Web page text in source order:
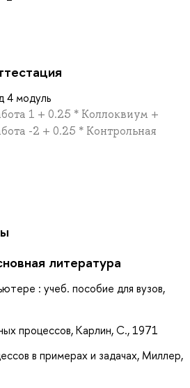
4 модуль
1 + 0.25 * Коллоквиум +
-2 + 0.25 * Контрольная
литература
: учеб. пособие для вузов,
процессов, Карлин, С., 1971
в примерах и задачах, Миллер,